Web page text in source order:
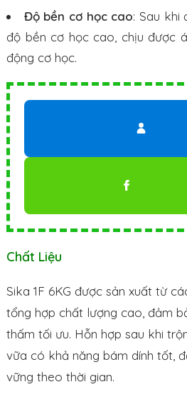
Độ bền cơ học cao: Sau khi
độ bền cơ học cao, chịu được
động cơ học.
Chất Liệu
Sika 1F 6KG được sản xuất từ
tổng hợp chất lượng cao, đảm
thấm tối ưu. Hỗn hợp sau khi
vữa có khả năng bám dính tốt,
vững theo thời gian.